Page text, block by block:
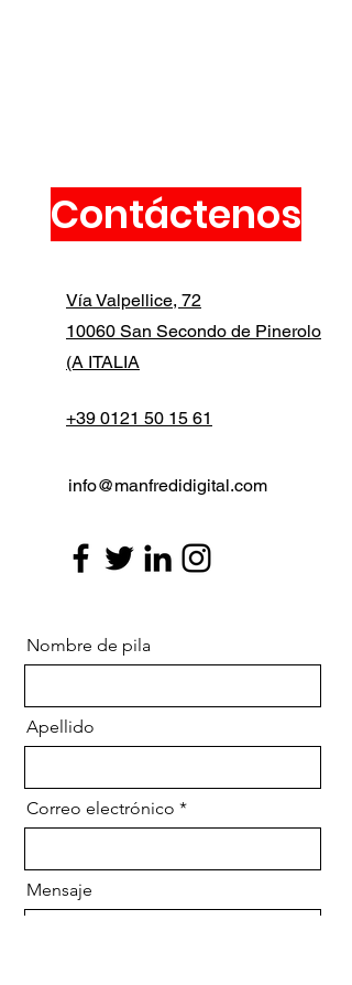
Contáctenos
Vía Valpellice, 72
10060 San Secondo de Pinerolo
(A ITALIA
+39 0121 50 15 61
info@manfredidigital.com
Nombre de pila
Apellido
Correo electrónico
Mensaje